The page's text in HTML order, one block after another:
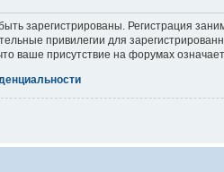
зарегистрированы. Регистрация
привилегии для
ваше присутствие на форумах означает